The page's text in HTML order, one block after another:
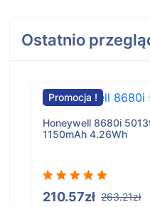
Ostatnio
Promocja !
Honeywell 8680i
1150mAh 4.26Wh
210.57zł 263.21zł